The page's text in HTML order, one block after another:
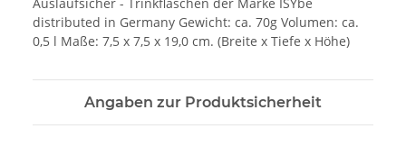
distributed in Germany Gewicht: ca. 70g Volumen: ca.
0,5 l Maße: 7,5 x 7,5 x 19,0 cm. (Breite x Tiefe x Höhe)
Angaben zur Produktsicherheit